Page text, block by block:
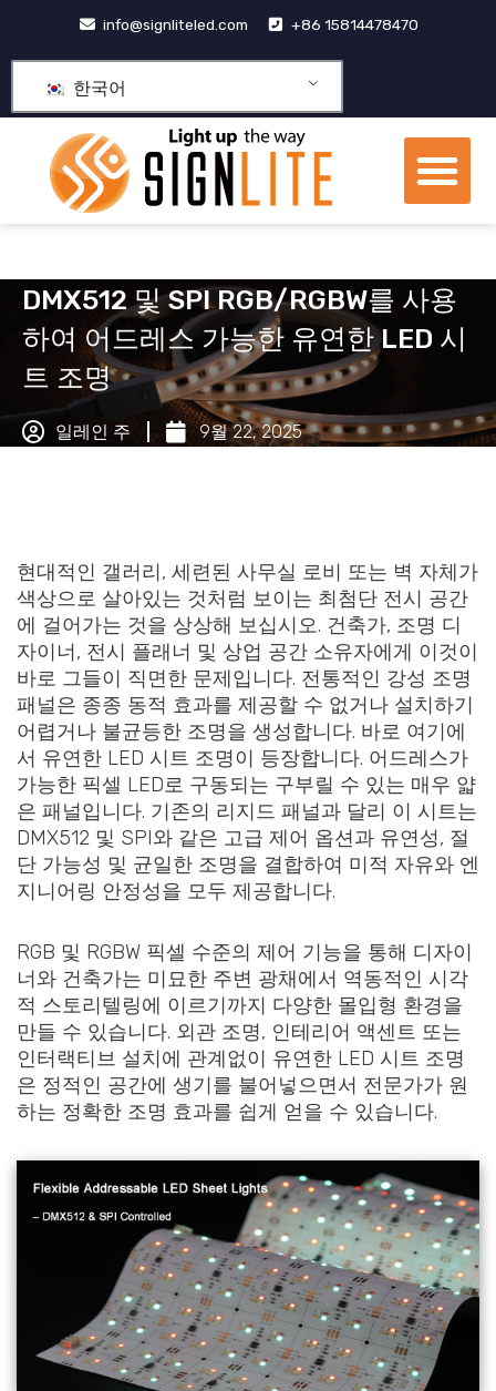
츠
건
info@signliteled.com +86 15814478470
한국어
메
뉴
DMX512 및 SPI RGB/RGBW를 사용
하여 어드레스 가능한 유연한 LED 시
트 조명
일레인 주 9월 22, 2025
현대적인 갤러리, 세련된 사무실 로비 또는 벽 자체가
색상으로 살아있는 것처럼 보이는 최첨단 전시 공간
에 걸어가는 것을 상상해 보십시오. 건축가, 조명 디
자이너, 전시 플래너 및 상업 공간 소유자에게 이것이
바로 그들이 직면한 문제입니다. 전통적인 강성 조명
패널은 종종 동적 효과를 제공할 수 없거나 설치하기
어렵거나 불균등한 조명을 생성합니다. 바로 여기에
서 유연한 LED 시트 조명이 등장합니다. 어드레스가
가능한 픽셀 LED로 구동되는 구부릴 수 있는 매우 얇
은 패널입니다. 기존의 리지드 패널과 달리 이 시트는
DMX512 및 SPI와 같은 고급 제어 옵션과 유연성, 절
단 가능성 및 균일한 조명을 결합하여 미적 자유와 엔
지니어링 안정성을 모두 제공합니다.
RGB 및 RGBW 픽셀 수준의 제어 기능을 통해 디자이
너와 건축가는 미묘한 주변 광채에서 역동적인 시각
적 스토리텔링에 이르기까지 다양한 몰입형 환경을
만들 수 있습니다. 외관 조명, 인테리어 액센트 또는
인터랙티브 설치에 관계없이 유연한 LED 시트 조명
은 정적인 공간에 생기를 불어넣으면서 전문가가 원
하는 정확한 조명 효과를 쉽게 얻을 수 있습니다.